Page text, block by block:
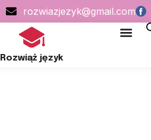
rozwiazjezyk@gmail.com
Rozwiąż język